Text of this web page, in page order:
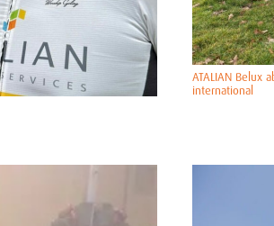
ATALIAN Belux
international